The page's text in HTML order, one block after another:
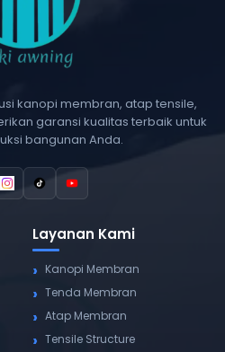
kanopi membran, atap tensile,
garansi kualitas terbaik untuk
bangunan Anda.
Layanan Kami
Kanopi Membran
Tenda Membran
Atap Membran
Tensile Structure